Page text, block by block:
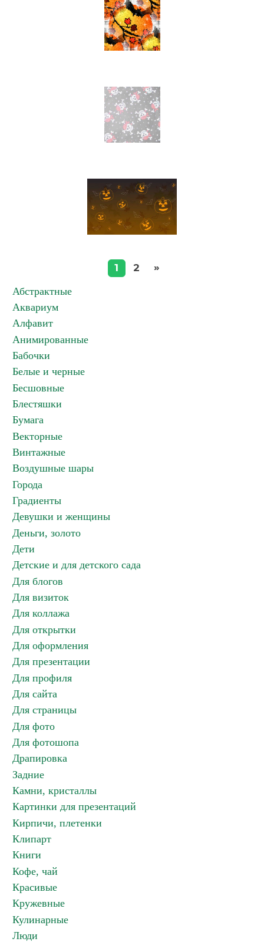
1 2 »
Абстрактные
Аквариум
Алфавит
Анимированные
Бабочки
Белые и черные
Бесшовные
Блестяшки
Бумага
Векторные
Винтажные
Воздушные шары
Города
Градиенты
Девушки и женщины
Деньги, золото
Дети
Детские и для детского сада
Для блогов
Для визиток
Для коллажа
Для открытки
Для оформления
Для презентации
Для профиля
Для сайта
Для страницы
Для фото
Для фотошопа
Драпировка
Задние
Камни, кристаллы
Картинки для презентаций
Кирпичи, плетенки
Клипарт
Книги
Кофе, чай
Красивые
Кружевные
Кулинарные
Люди